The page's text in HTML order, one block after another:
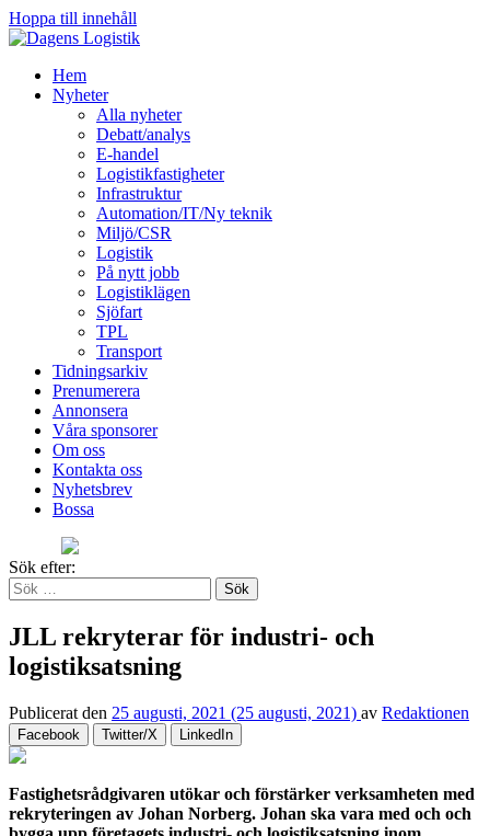
Hoppa till innehåll
Hem
Nyheter
Alla nyheter
Debatt/analys
E-handel
Logistikfastigheter
Infrastruktur
Automation/IT/Ny teknik
Miljö/CSR
Logistik
På nytt jobb
Logistiklägen
Sjöfart
TPL
Transport
Tidningsarkiv
Prenumerera
Annonsera
Våra sponsorer
Om oss
Kontakta oss
Nyhetsbrev
Bossa
Sök efter:
JLL rekryterar för industri- och
logistiksatsning
Publicerat den 25 augusti, 2021 (25 augusti, 2021) av Redaktionen
Facebook Twitter/X LinkedIn
Fastighetsrådgivaren utökar och förstärker verksamheten med
rekryteringen av Johan Norberg. Johan ska vara med och och